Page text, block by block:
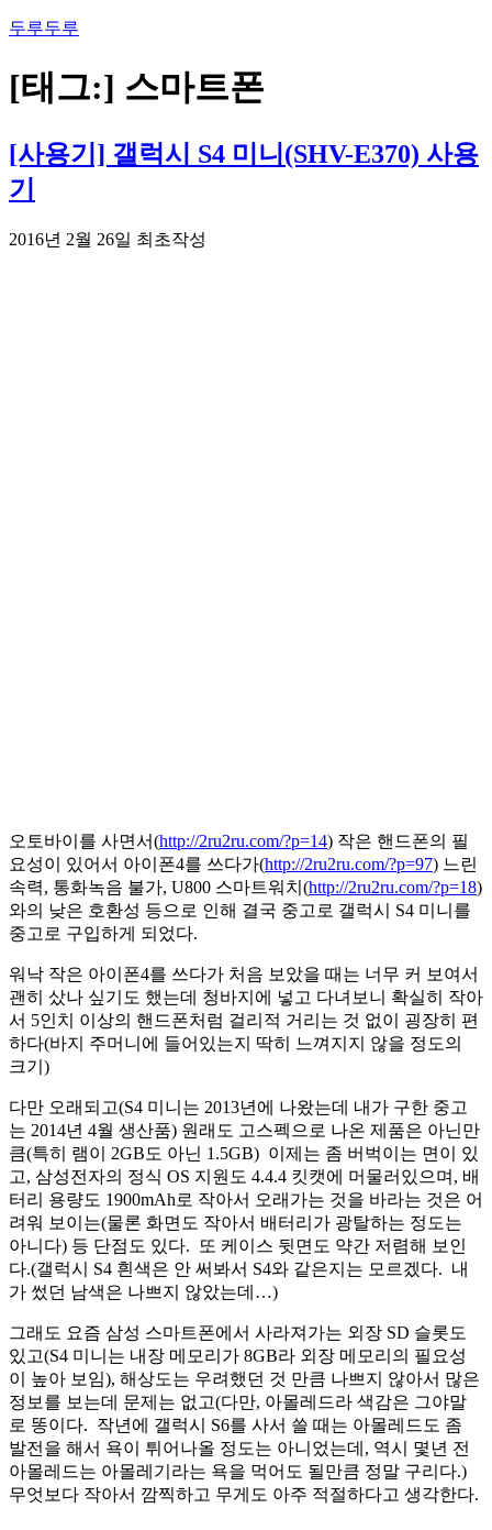
콘
츠
로
로
가
기
두루두루
[태그:] 스마트폰
[사용기] 갤럭시 S4 미니(SHV-E370) 사용
기
2016년 2월 26일 최초작성
오토바이를 사면서(http://2ru2ru.com/?p=14) 작은 핸드폰의 필
요성이 있어서 아이폰4를 쓰다가(http://2ru2ru.com/?p=97) 느린
속력, 통화녹음 불가, U800 스마트워치(http://2ru2ru.com/?p=18)
와의 낮은 호환성 등으로 인해 결국 중고로 갤럭시 S4 미니를
중고로 구입하게 되었다.
워낙 작은 아이폰4를 쓰다가 처음 보았을 때는 너무 커 보여서
괜히 샀나 싶기도 했는데 청바지에 넣고 다녀보니 확실히 작아
서 5인치 이상의 핸드폰처럼 걸리적 거리는 것 없이 굉장히 편
하다(바지 주머니에 들어있는지 딱히 느껴지지 않을 정도의
크기)
다만 오래되고(S4 미니는 2013년에 나왔는데 내가 구한 중고
는 2014년 4월 생산품) 원래도 고스펙으로 나온 제품은 아닌만
큼(특히 램이 2GB도 아닌 1.5GB) 이제는 좀 버벅이는 면이 있
고, 삼성전자의 정식 OS 지원도 4.4.4 킷캣에 머물러있으며, 배
터리 용량도 1900mAh로 작아서 오래가는 것을 바라는 것은 어
려워 보이는(물론 화면도 작아서 배터리가 광탈하는 정도는
아니다) 등 단점도 있다. 또 케이스 뒷면도 약간 저렴해 보인
다.(갤럭시 S4 흰색은 안 써봐서 S4와 같은지는 모르겠다. 내
가 썼던 남색은 나쁘지 않았는데…)
그래도 요즘 삼성 스마트폰에서 사라져가는 외장 SD 슬롯도
있고(S4 미니는 내장 메모리가 8GB라 외장 메모리의 필요성
이 높아 보임), 해상도는 우려했던 것 만큼 나쁘지 않아서 많은
정보를 보는데 문제는 없고(다만, 아몰레드라 색감은 그야말
로 똥이다. 작년에 갤럭시 S6를 사서 쓸 때는 아몰레드도 좀
발전을 해서 욕이 튀어나올 정도는 아니었는데, 역시 몇년 전
아몰레드는 아몰레기라는 욕을 먹어도 될만큼 정말 구리다.)
무엇보다 작아서 깜찍하고 무게도 아주 적절하다고 생각한다.